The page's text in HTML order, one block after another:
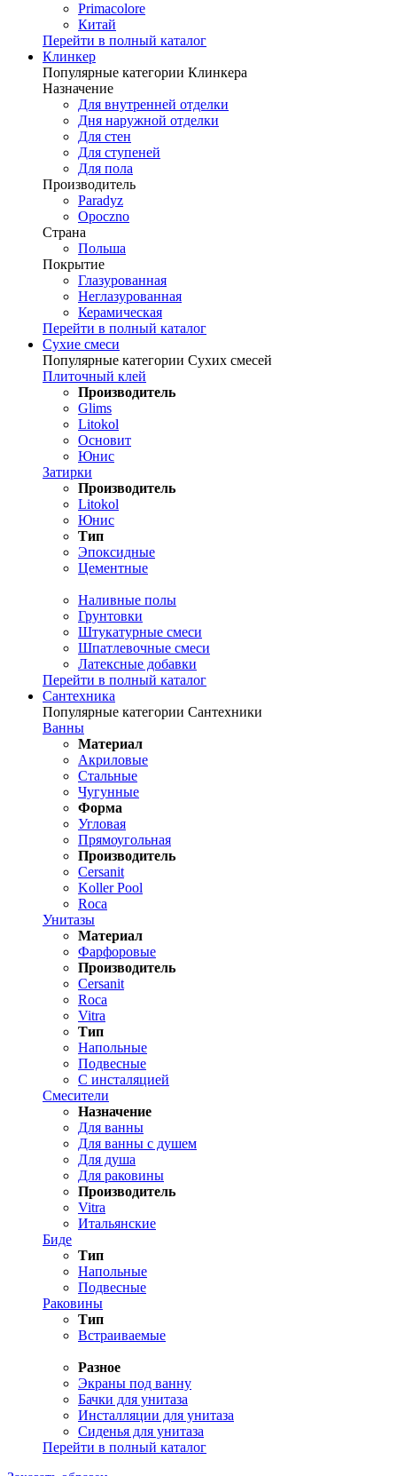
Primacolore
Китай
Перейти в полный каталог
Клинкер
Популярные категории Клинкера
Назначение
Для внутренней отделки
Дня наружной отделки
Для стен
Для ступеней
Для пола
Производитель
Paradyz
Opoczno
Страна
Польша
Покрытие
Глазурованная
Неглазурованная
Керамическая
Перейти в полный каталог
Сухие смеси
Популярные категории Сухих смесей
Плиточный клей
Производитель
Glims
Litokol
Основит
Юнис
Затирки
Производитель
Litokol
Юнис
Тип
Эпоксидные
Цементные
Наливные полы
Грунтовки
Штукатурные смеси
Шпатлевочные смеси
Латексные добавки
Перейти в полный каталог
Сантехника
Популярные категории Сантехники
Ванны
Материал
Акриловые
Стальные
Чугунные
Форма
Угловая
Прямоугольная
Производитель
Cersanit
Koller Pool
Roca
Унитазы
Материал
Фарфоровые
Производитель
Cersanit
Roca
Vitra
Тип
Напольные
Подвесные
С инсталяцией
Смесители
Назначение
Для ванны
Для ванны с душем
Для душа
Для раковины
Производитель
Vitra
Итальянские
Биде
Тип
Напольные
Подвесные
Раковины
Тип
Встраиваемые
Разное
Экраны под ванну
Бачки для унитаза
Инсталляции для унитаза
Сиденья для унитаза
Перейти в полный каталог